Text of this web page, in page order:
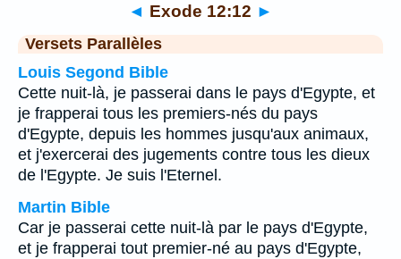
◄ Exode 12:12 ►
Versets Parallèles
Louis Segond Bible
Cette nuit-là, je passerai dans le pays d'Egypte, et
je frapperai tous les premiers-nés du pays
d'Egypte, depuis les hommes jusqu'aux animaux,
et j'exercerai des jugements contre tous les dieux
de l'Egypte. Je suis l'Eternel.
Martin Bible
Car je passerai cette nuit-là par le pays d'Egypte,
et je frapperai tout premier-né au pays d'Egypte,